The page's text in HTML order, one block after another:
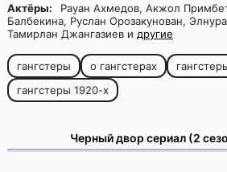
Актёры:
Рауан Ахмедов, Акжол
Балбекина, Руслан Орозакунован,
Тамирлан Джангазиев и другие
гангстеры о гангстерах
гангстеры 1920-х
Черный двор сериал (2